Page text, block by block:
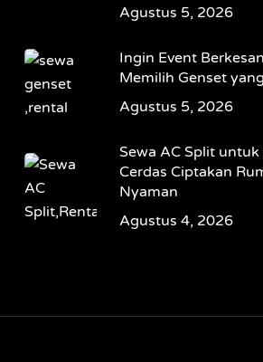
Agustus 5, 2026
Ingin Event
Memilih Genset
Agustus 5, 2026
Sewa AC Split
Cerdas Ciptakan
Nyaman
Agustus 4, 2026